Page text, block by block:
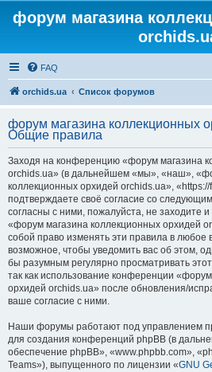
форум магазина
FAQ
orchids.ua Список форумов
форум магазина коллекционных
Общие правила
Заходя на конференцию «форум магазина
orchids.ua» (в дальнейшем «мы», «наш»,
коллекционных орхидей orchids.ua»,
подтверждаете своё согласие со
согласны с ними, пожалуйста, не заходите
«форум магазина коллекционных орхидей
собой право изменять эти правила в любое
возможное, чтобы уведомить вас об этом,
бы разумным регулярно просматривать
так как использование конференции
орхидей orchids.ua» после обновления/
ваше согласие с ними.
Наши форумы работают под управлением
для создания конференций phpBB (в
обеспечение phpBB», «www.phpbb.com»,
Teams»), выпущенного по лицензии «GNU